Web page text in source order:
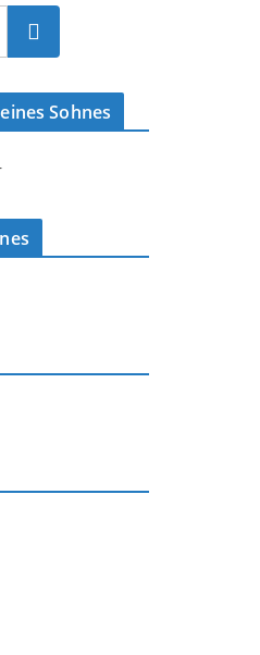
Suchen
Sohnes